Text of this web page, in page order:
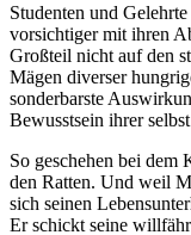
Studenten und
vorsichtiger mit ihren
Großteil nicht auf den
Mägen diverser
sonderbarste
Bewusstsein ihrer
So geschehen bei dem
den Ratten. Und weil
sich seinen
Er schickt seine